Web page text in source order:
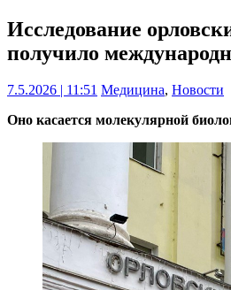
Исследование
получило
7.5.2026 | 11:51 Медицина, Новости
Оно касается молекулярной